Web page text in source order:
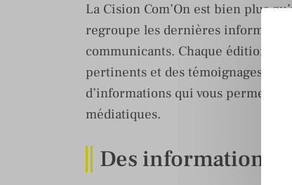
La Cision Com’On est bien plus
regroupe les dernières
communicants. Chaque édition de
pertinents et des témoignages
d’informations qui vous permettra
médiatiques.
Des informations